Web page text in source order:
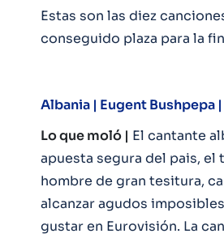
Estas son las diez
conseguido plaza para la
Albania | Eugent Bushpepa
Lo que moló | El cantante
apuesta segura del pais,
hombre de gran tesitura,
alcanzar agudos
gustar en Eurovisión. La